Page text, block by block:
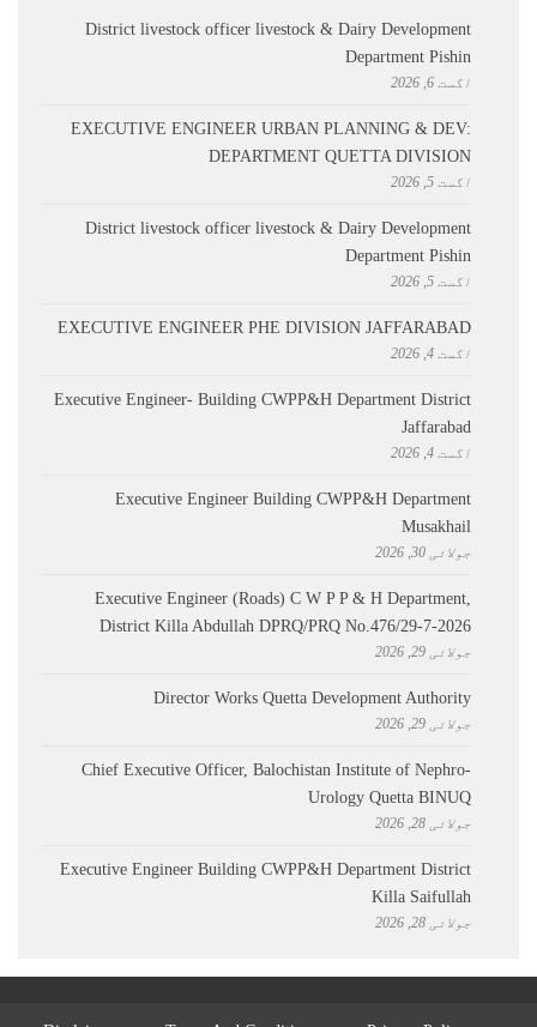
District livestock officer livestock & Dairy Development
Department Pishin
اگست 6, 2026
EXECUTIVE ENGINEER URBAN PLANNING & DEV:
DEPARTMENT QUETTA DIVISION
اگست 5, 2026
District livestock officer livestock & Dairy Development
Department Pishin
اگست 5, 2026
EXECUTIVE ENGINEER PHE DIVISION JAFFARABAD
اگست 4, 2026
Executive Engineer- Building CWPP&H Department District
Jaffarabad
اگست 4, 2026
Executive Engineer Building CWPP&H Department
Musakhail
جولائی 30, 2026
Executive Engineer (Roads) C W P P & H Department,
District Killa Abdullah ​DPRQ/PRQ No.476/29-7-2026
جولائی 29, 2026
Director Works Quetta Development Authority
جولائی 29, 2026
Chief Executive Officer, Balochistan Institute of Nephro-
Urology Quetta BINUQ
جولائی 28, 2026
Executive Engineer Building CWPP&H Department District
Killa Saifullah
جولائی 28, 2026